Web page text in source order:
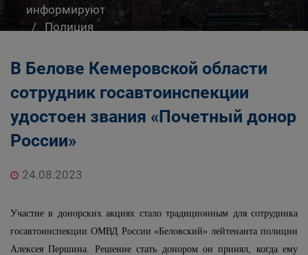
информируют
Полиция
В Белове Кемеровской области
сотрудник госавтоинспекции
удостоен звания «Почетный донор
России»
24.08.2023
Участие в донорских акциях стало традиционным для сотрудника
госавтоинспекции ОМВД России «Беловский» лейтенанта полиции
Алексея Першина. Решение стать донором он принял, когда ему